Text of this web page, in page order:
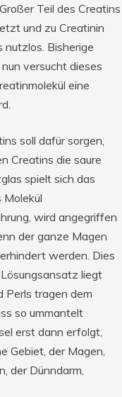
Teil des Creatins
und zu Creatinin
nutzlos. Bisherige
versucht dieses
eine
soll dafür sorgen,
Creatins die saure
spielt sich das
Molekül
wird angegriffen
der ganze Magen
werden. Dies
liegt
Perls tragen dem
so ummantelt
erst dann erfolgt,
Gebiet, der Magen,
der Dünndarm,